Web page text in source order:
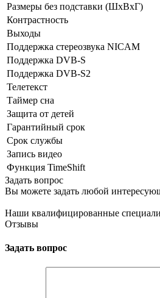
Размеры без подставки (ШxВxГ)
Контрастность
Выходы
Поддержка стереозвука NICAM
Поддержка DVB-S
Поддержка DVB-S2
Телетекст
Таймер сна
Защита от детей
Гарантийный срок
Срок службы
Запись видео
Функция TimeShift
Задать вопрос
Вы можете задать любой
Наши квалифицированные
Отзывы
Задать вопрос